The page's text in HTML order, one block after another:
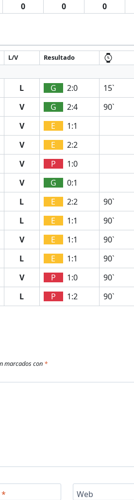
0 0 0
L/V Resultado
L G 2:0
15`
V G 2:4 90`
V E
1:1
V E
2:2
V P
1:0
V G
0:1
L E 2:2 90`
L E 1:1 90`
V E 1:1 90`
L E 1:1 90`
V P 1:0 90`
L P 1:2 90`
marcados con *
* Web